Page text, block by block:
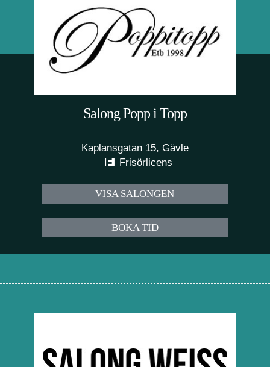
Salong Popp i Topp
Kaplansgatan 15, Gävle
Frisörlicens
VISA SALONGEN
BOKA TID